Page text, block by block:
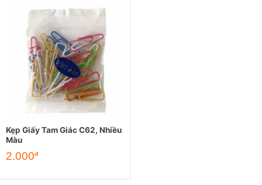
Kẹp Giấy Tam Giác C62, Nhiều
Màu
2.000đ